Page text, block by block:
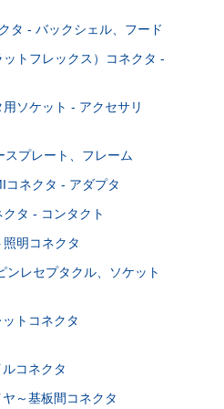
タ - バックシェル、フード
トフレックス）コネクタ -
ソケット - アクセサリ
スプレート、フレーム
コネクタ - アダプタ
タ - コンタクト
明コネクタ
ンレセプタクル、ソケット
トコネクタ
コネクタ
～基板間コネクタ